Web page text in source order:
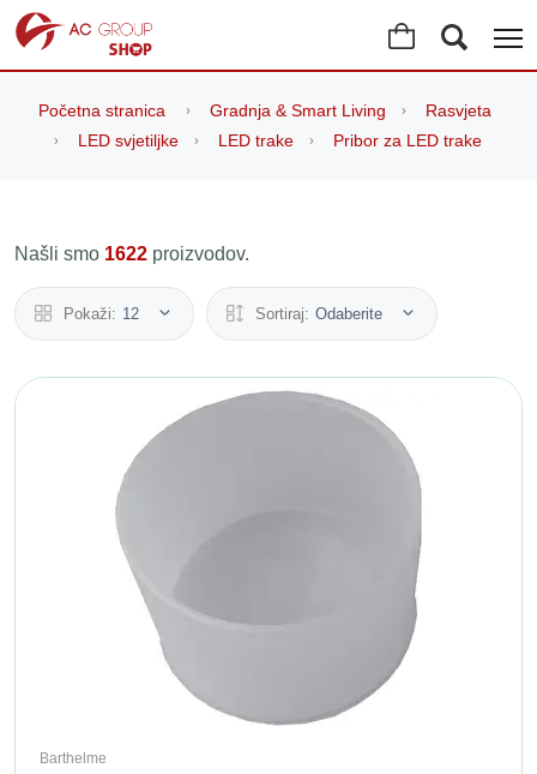
Početna stranica Gradnja & Smart Living
Rasvjeta
LED svjetiljke
LED trake Pribor za LED trake
Našli smo 1622 proizvodov.
Pokaži: 12 Sortiraj: Odaberite
Barthelme